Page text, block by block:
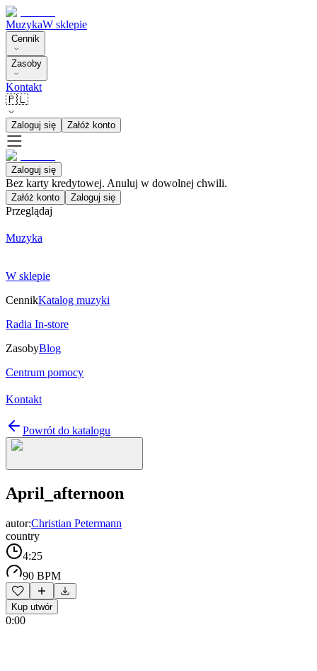
MuzykaW sklepie
Cennik
Zasoby
Kontakt
🇵🇱
Zaloguj się Załóż konto
Zaloguj się
Bez karty kredytowej. Anuluj w dowolnej chwili.
Załóż konto Zaloguj się
Przeglądaj
Muzyka
W sklepie
CennikKatalog muzyki
Radia In-store
ZasobyBlog
Centrum pomocy
Kontakt
Powrót do katalogu
April_afternoon
autor:Christian Petermann
country
4:25
90 BPM
Kup utwór
0:00